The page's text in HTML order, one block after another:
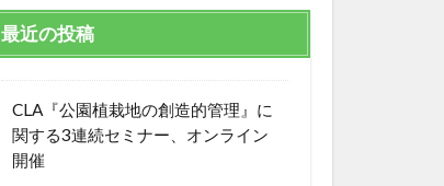
最近の投稿
CLA『公園植栽地の創造的管理』に
関する3連続セミナー、オンライン
開催